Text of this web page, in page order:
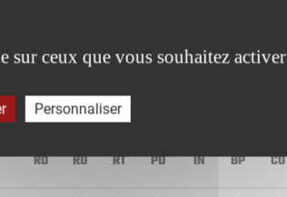
RO RD RT PD IN BP CO
sur ceux que vous souhaitez activer
Personnaliser